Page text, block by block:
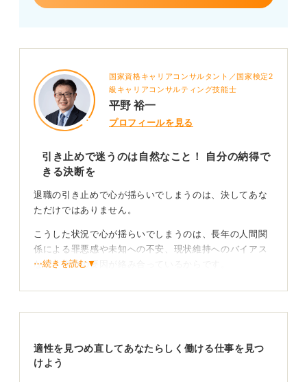
つめるヒントについてもアドバイスをいただけたら嬉し
国家資格キャリアコンサルタント／国家検定2
級キャリアコンサルティング技能士
平野 裕一
プロフィールを見る
引き止めで迷うのは自然なこと！ 自分の納得で
きる決断を
退職の引き止めで心が揺らいでしまうのは、決してあな
ただけではありません。
こうした状況で心が揺らいでしまうのは、長年の人間関
係による罪悪感や未知への不安、現状維持へのバイアス
など、複数の要因が絡み合っているからです。
⋯続きを読む▼
適性を見つめ直してあなたらしく働ける仕事を見つ
けよう